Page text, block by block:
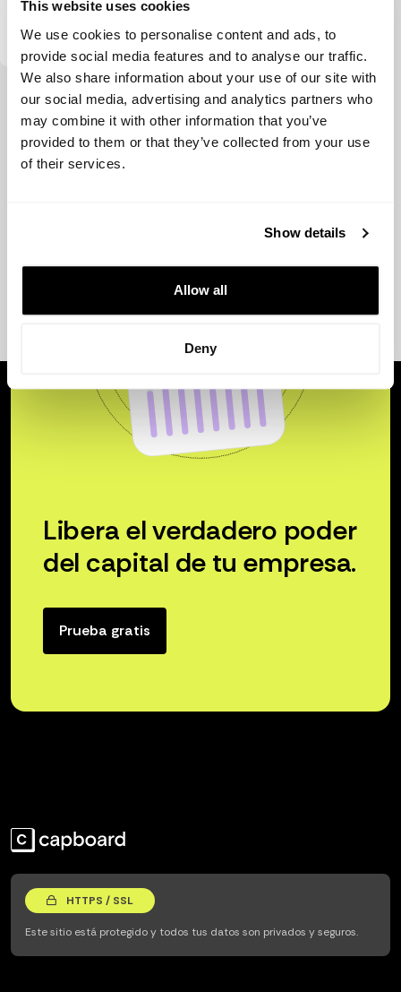
This website uses cookies
We use cookies to personalise content and ads, to
provide social media features and to analyse our traffic.
We also share information about your use of our site with
our social media, advertising and analytics partners who
may combine it with other information that you’ve
provided to them or that they’ve collected from your use
of their services.
Show details
Allow all
Deny
Ver más
Libera el verdadero poder
del capital de tu empresa.
Prueba gratis
HTTPS / SSL
Este sitio está protegido y todos tus datos son privados y seguros.